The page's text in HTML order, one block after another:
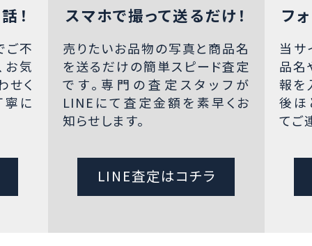
！
ご不
お気
せく
寧に
スマホで撮って送るだけ！
売りたいお品物の写真と商品名
を送るだけの簡単スピード査定
です。専門の査定スタッフが
LINEにて査定金額を素早くお
知らせします。
LINE査定はコチラ
フ
当サ
品名
報を
後ほ
てご